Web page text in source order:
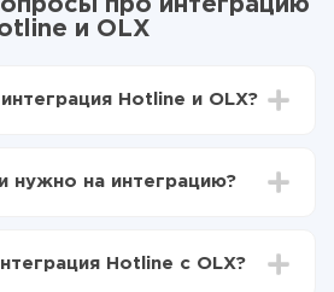
про интеграцию
и OLX
Hotline и OLX?
данные передавать из Hotline в
автоматически
Hotline в OLX
нужно на интеграцию?
от 5-ти до 30-минут. В
Hotline с OLX?